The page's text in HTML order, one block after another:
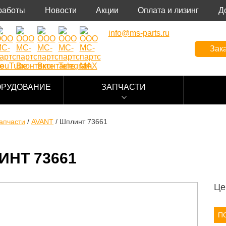
Новости Акции Оплата и лизинг
info@ms-parts.ru
ЗАПЧАСТИ
/ AVANT / Шплинт 73661
73661